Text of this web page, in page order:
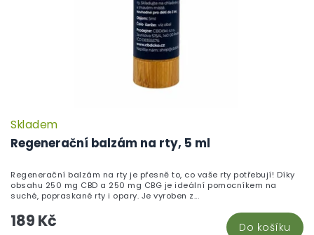
Regenerační balzám na rty, 5 ml
Skladem
189 Kč Do košíku
Regenerační balzám na rty je přesně to, co vaše rty potřebují! Díky
obsahu 250 mg CBD a 250 mg CBG je ideální pomocníkem na
suché, popraskané rty i opary. Je vyroben z...